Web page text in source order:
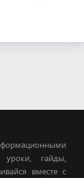
уроки, гайды,
вместе с